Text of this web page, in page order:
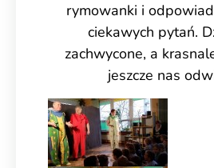
rymowanki i
ciekawych pytań.
zachwycone, a
jeszcze nas